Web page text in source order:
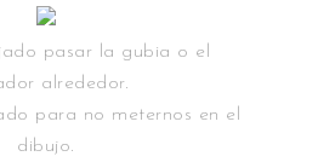
pasar la gubia o el
alrededor.
para no meternos en el
dibujo.